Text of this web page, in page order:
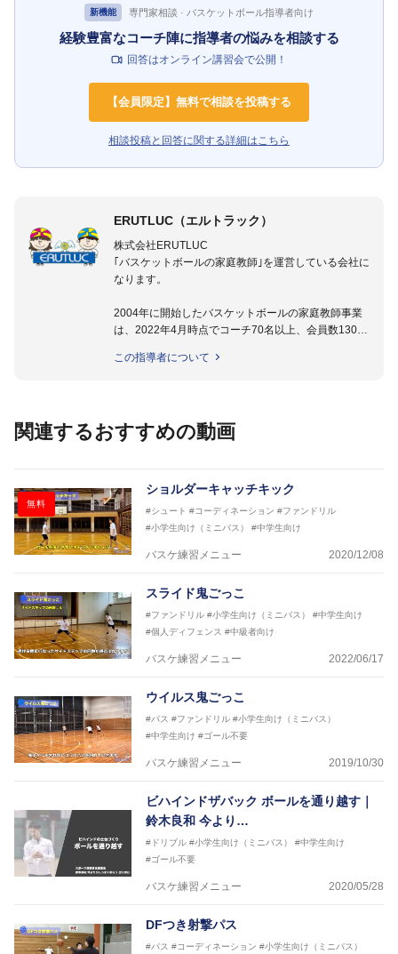
新機能 専門家相談 · バスケットボール指導者向け
経験豊富なコーチ陣に指導者の悩みを相談する
回答はオンライン講習会で公開！
【会員限定】無料で相談を投稿する
相談投稿と回答に関する詳細はこちら
ERUTLUC（エルトラック）
株式会社ERUTLUC
｢バスケットボールの家庭教師｣を運営している会社に
なります。
2004年に開始したバスケットボールの家庭教師事業
は、2022年4月時点でコーチ70名以上、会員数1300
指導実績多数・各地講習会なども担当しており、「は
など多くの書籍・DVDも監修しています。
2016年U12ナショナルキャンプヘッドコーチ
2016年U13ナショナルキャンプヘッドコーチ
2016年男子日本代表サポートコーチ
2017年U12ナショナルキャンプヘッドコーチ
2017年U13ナショナルキャンプヘッドコーチ
リーコーチ
2018年U12ナショナルキャンプヘッドコーチ
2018年U13ナショナルキャンプヘッドコーチ
2018年～2021年男子日本代表サポートコーチ
2021年～女子日本代表アシスタントコーチ
この指導者について
関連するおすすめの動画
無料
ショルダーキャッチキック
#シュート #コーディネーション #ファンドリル
#小学生向け（ミニバス）
#中学生向け
バスケ練習メニュー 2020/12/08
スライド鬼ごっこ
#ファンドリル #小学生向け（ミニバス）
#中学生向け
#個人ディフェンス #中級者向け
バスケ練習メニュー 2022/06/17
ウイルス鬼ごっこ
#パス #ファンドリル #小学生向け（ミニバス）
#中学生向け #ゴール不要
バスケ練習メニュー 2019/10/30
ビハインドザバック ボールを通り越す｜
鈴木良和 今より…
#ドリブル #小学生向け（ミニバス）
#中学生向け
#ゴール不要
バスケ練習メニュー 2020/05/28
DFつき射撃パス
#パス #コーディネーション #小学生向け（ミニバス）